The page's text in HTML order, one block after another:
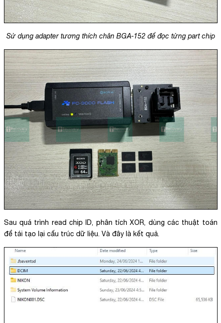
Sử dụng adapter tương thích chân BGA-152 để đọc từng part chip
Sau quá trình read chip ID, phân tích XOR, dùng các thuật toán
để tái tạo lại cấu trúc dữ liệu. Và đây là kết quả.